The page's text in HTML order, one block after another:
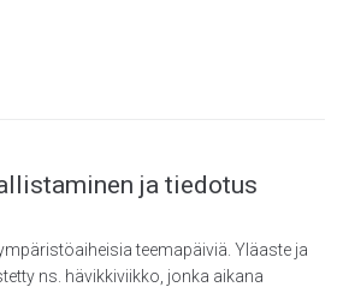
ja tiedotus
teemapäiviä. Yläaste ja
ns. hävikkiviikko, jonka aikana